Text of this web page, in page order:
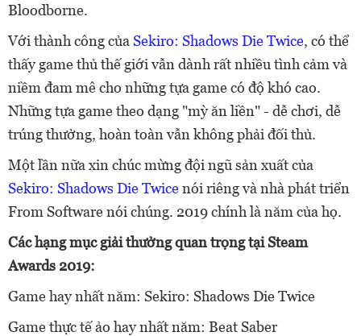
Bloodborne.
Với thành công của Sekiro: Shadows Die Twice, có thể
thấy game thủ thế giới vẫn dành rất nhiều tình cảm và
niềm đam mê cho những tựa game có độ khó cao.
Những tựa game theo dạng "mỳ ăn liền" - dễ chơi, dễ
trúng thưởng, hoàn toàn vẫn không phải đối thủ.
Một lần nữa xin chúc mừng đội ngũ sản xuất của
Sekiro: Shadows Die Twicenói riêng và nhà phát triển
From Software nói chúng. 2019 chính là năm của họ.
Các hạng mục giải thưởng quan trọng tại Steam
Awards 2019:
Game hay nhất năm: Sekiro: Shadows Die Twice
Game thực tế ảo hay nhất năm: Beat Saber